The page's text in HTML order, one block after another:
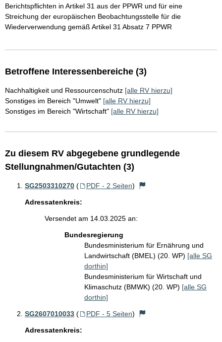
Berichtspflichten in Artikel 31 aus der PPWR und für eine
Streichung der europäischen Beobachtungsstelle für die
Wiederverwendung gemäß Artikel 31 Absatz 7 PPWR
Betroffene Interessenbereiche (3)
Nachhaltigkeit und Ressourcenschutz [alle RV hierzu]
Sonstiges im Bereich "Umwelt" [alle RV hierzu]
Sonstiges im Bereich "Wirtschaft" [alle RV hierzu]
Zu diesem RV abgegebene grundlegende
Stellungnahmen/Gutachten (3)
SG2503310270 ( PDF - 2 Seiten)
Adressatenkreis:
Versendet am 14.03.2025 an:
Bundesregierung
Bundesministerium für Ernährung und
Landwirtschaft (BMEL) (20. WP) [alle SG
dorthin]
Bundesministerium für Wirtschaft und
Klimaschutz (BMWK) (20. WP) [alle SG
dorthin]
SG2607010033 ( PDF - 5 Seiten)
Adressatenkreis: